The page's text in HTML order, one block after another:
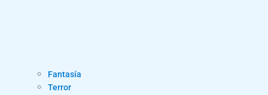
Fantasía
Terror